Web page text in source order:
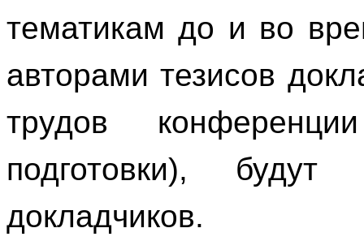
тематикам до и во
авторами тезисов
трудов
подготовки), будут
докладчиков.